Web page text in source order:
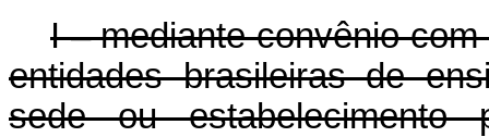
I – mediante convênio
entidades brasileiras de
sede ou estabelecimento